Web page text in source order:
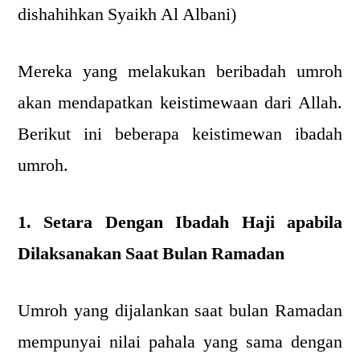
dishahihkan Syaikh Al Albani)
Mereka yang melakukan beribadah umroh
akan mendapatkan keistimewaan dari Allah.
Berikut ini beberapa keistimewan ibadah
umroh.
1. Setara Dengan Ibadah Haji apabila
Dilaksanakan Saat Bulan Ramadan
Umroh yang dijalankan saat bulan Ramadan
mempunyai nilai pahala yang sama dengan